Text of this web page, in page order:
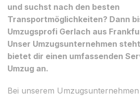
und suchst nach den besten
Transportmöglichkeiten? Dann
Umzugsprofi Gerlach aus
Unser Umzugsunternehmen
bietet dir einen umfassenden
Umzug an.
Bei unserem